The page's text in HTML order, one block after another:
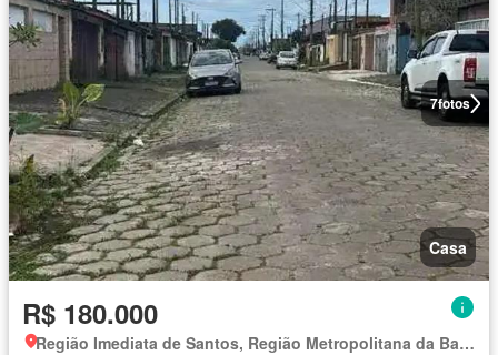
7fotos
Casa
R$ 180.000
Região Imediata de Santos, Região Metropolitana da Baixada Santista